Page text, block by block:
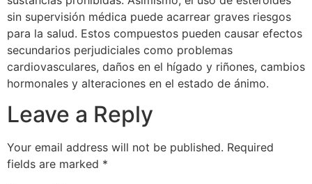
sin supervisión médica puede acarrear graves riesgos
para la salud. Estos compuestos pueden causar efectos
secundarios perjudiciales como problemas
cardiovasculares, daños en el hígado y riñones, cambios
hormonales y alteraciones en el estado de ánimo.
Leave a Reply
Your email address will not be published. Required
fields are marked *